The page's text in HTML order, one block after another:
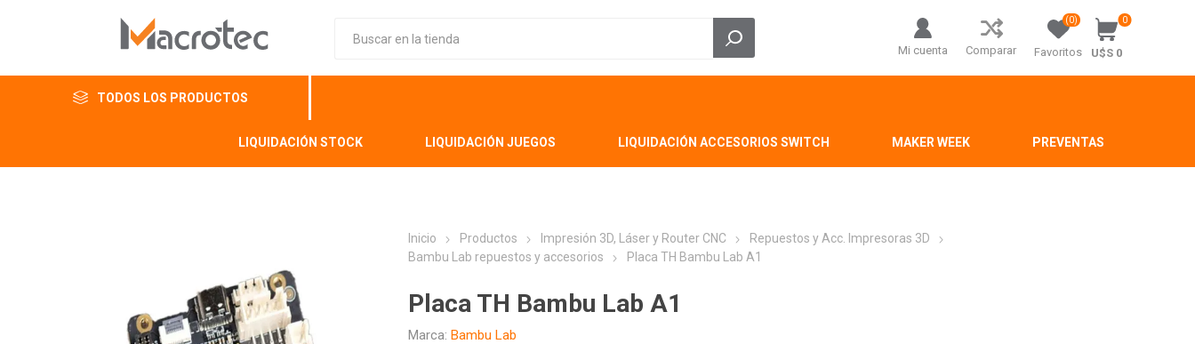
Mi cuenta Comparar Favoritos
(0) 0
U$S 0
TODOS LOS PRODUCTOS
LIQUIDACIÓN STOCK LIQUIDACIÓN JUEGOS LIQUIDACIÓN ACCESORIOS SWITCH MAKER WEEK PREVENTAS
Inicio Productos Impresión 3D, Láser y Router CNC
Repuestos y Acc. Impresoras 3D
Bambu Lab repuestos y accesorios
Placa TH Bambu Lab A1
Placa TH Bambu Lab A1
Marca: Bambu Lab